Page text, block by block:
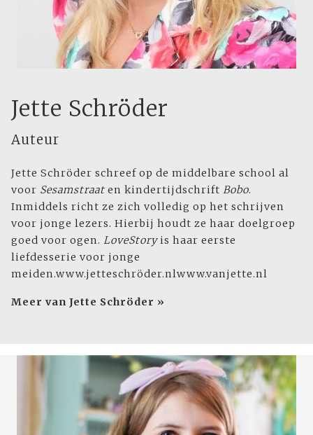
Jette Schröder
Auteur
Jette Schröder schreef op de middelbare school al
voor Sesamstraat en kindertijdschrift Bobo.
Inmiddels richt ze zich volledig op het schrijven
voor jonge lezers. Hierbij houdt ze haar doelgroep
goed voor ogen. LoveStoryis haar eerste
liefdesserie voor jonge
meiden.www.jetteschröder.nlwww.vanjette.nl
Meer van Jette Schröder »